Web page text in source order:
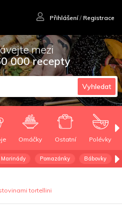
Přihlášení/ Registrace
mezi
000 recepty
Vyhledat
Omáčky Ostatní Polévky
Marinády Pomazánky Bábovky
tortellini